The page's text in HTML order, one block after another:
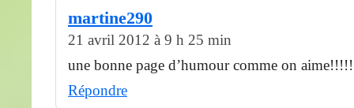
martine290
21 avril 2012 à 9 h 25 min
une bonne page d’humour comme on aime!!!!!
Répondre